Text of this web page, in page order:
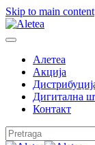
Skip to main content
Алетеа
Акција
Дигитална
Контакт